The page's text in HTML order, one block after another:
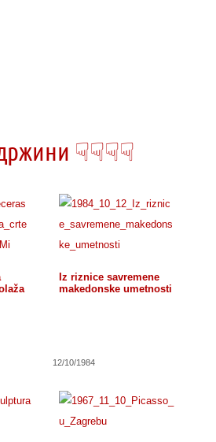
☟☟☟☟
Iz riznice savremene
makedonske umetnosti
12/10/1984